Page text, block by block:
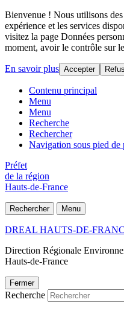
Bienvenue ! Nous utilisons
expérience et les services
visitez la page Données
moment, avoir le contrôle sur
En savoir plus Accepter
Contenu principal
Menu
Menu
Recherche
Rechercher
Navigation sous pied de
Préfet
de la région
Hauts-de-France
Rechercher Menu
DREAL HAUTS-DE-
Direction Régionale
Hauts-de-France
Fermer
Recherche